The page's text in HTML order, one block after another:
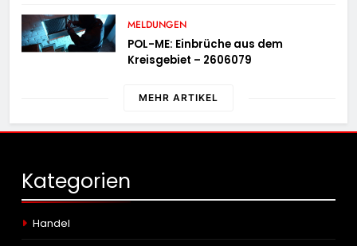
MELDUNGEN
POL-ME: Einbrüche aus dem
Kreisgebiet – 2606079
MEHR ARTIKEL
Kategorien
Handel